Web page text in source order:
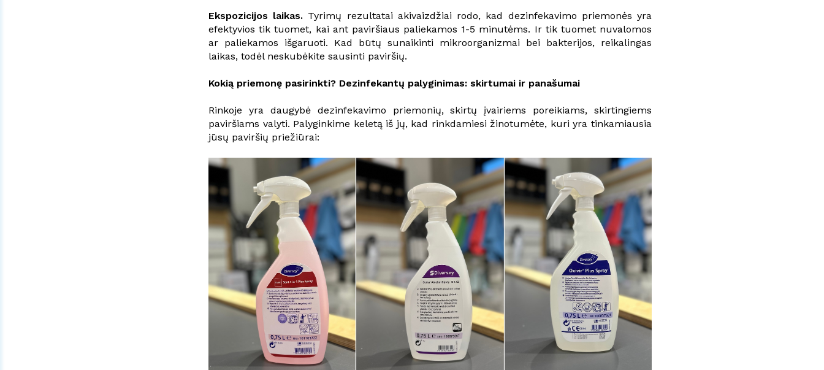
Ekspozicijos laikas. Tyrimų rezultatai akivaizdžiai rodo, kad dezinfekavimo priemonės yra
efektyvios tik tuomet, kai ant paviršiaus paliekamos 1-5 minutėms. Ir tik tuomet nuvalomos
ar paliekamos išgaruoti. Kad būtų sunaikinti mikroorganizmai bei bakterijos, reikalingas
laikas, todėl neskubėkite sausinti paviršių.
Kokią priemonę pasirinkti? Dezinfekantų palyginimas: skirtumai ir panašumai
Rinkoje yra daugybė dezinfekavimo priemonių, skirtų įvairiems poreikiams, skirtingiems
paviršiams valyti. Palyginkime keletą iš jų, kad rinkdamiesi žinotumėte, kuri yra tinkamiausia
jūsų paviršių priežiūrai: